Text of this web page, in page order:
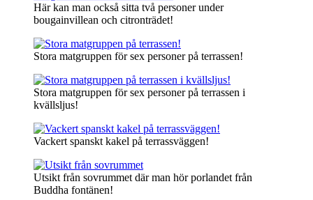
Här kan man också sitta två personer under
bougainvillean och citronträdet!
Stora matgruppen för sex personer på terrassen!
Stora matgruppen för sex personer på terrassen i
kvällsljus!
Vackert spanskt kakel på terrassväggen!
Utsikt från sovrummet där man hör porlandet från
Buddha fontänen!